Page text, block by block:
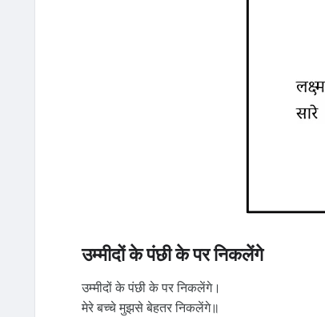
उम्मीदों के पंछी के पर निकलेंगे
उम्मीदों के पंछी के पर निकलेंगे।
मेरे बच्चे मुझसे बेहतर निकलेंगे॥